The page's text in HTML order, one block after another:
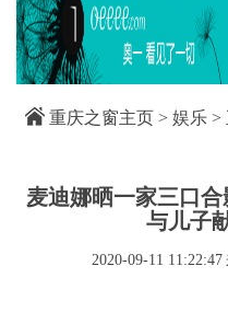
重庆之窗主页 > 娱乐 >
麦迪娜晒一家三口
与儿子
2020-09-11 11:22:47